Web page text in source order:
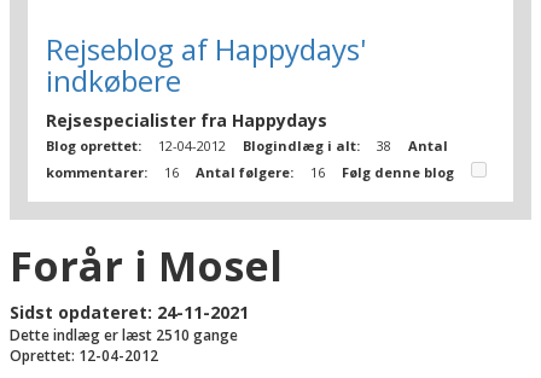
Rejseblog af Happydays'
indkøbere
Rejsespecialister fra Happydays
Blog oprettet: 12-04-2012 Blogindlæg i alt: 38
Antal
kommentarer:
16 Antal følgere: 16 Følg denne blog
Forår i Mosel
Sidst opdateret: 24-11-2021
Dette indlæg er læst 2510 gange
Oprettet: 12-04-2012